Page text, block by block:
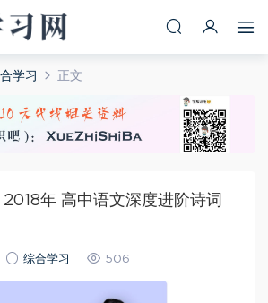
学习 正文
年 高中语文深度进阶诗词
综合学习 506